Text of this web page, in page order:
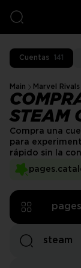
Cuentas 141
Main Marvel Rivals
STEAM
Compra una
para
rápido sin la
selección de
recompensas
mejor y sube
ventaja inicial!